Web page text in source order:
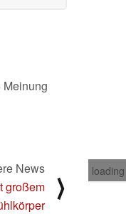
News
großem
⟩